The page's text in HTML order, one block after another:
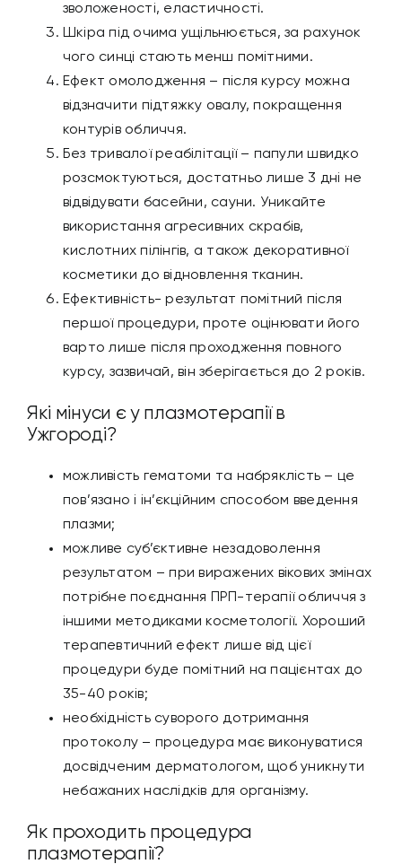
зволоженості, еластичності.
Шкіра під очима ущільнюється, за рахунок
чого синці стають менш помітними.
Ефект омолодження – після курсу можна
відзначити підтяжку овалу, покращення
контурів обличчя.
Без тривалої реабілітації – папули швидко
розсмоктуються, достатньо лише 3 дні не
відвідувати басейни, сауни. Уникайте
використання агресивних скрабів,
кислотних пілінгів, а також декоративної
косметики до відновлення тканин.
Ефективність- результат помітний після
першої процедури, проте оцінювати його
варто лише після проходження повного
курсу, зазвичай, він зберігається до 2 років.
Які мінуси є у плазмотерапії в
Ужгороді?
можливість гематоми та набряклість – це
пов’язано і ін’єкційним способом введення
плазми;
можливе суб’єктивне незадоволення
результатом – при виражених вікових змінах
потрібне поєднання ПРП-терапії обличчя з
іншими методиками косметології. Хороший
терапевтичний ефект лише від цієї
процедури буде помітний на пацієнтах до
35-40 років;
необхідність суворого дотримання
протоколу – процедура має виконуватися
досвідченим дерматологом, щоб уникнути
небажаних наслідків для організму.
Як проходить процедура
плазмотерапії?